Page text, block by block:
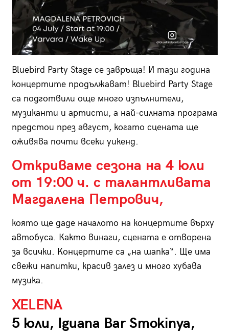
Bluebird Party Stage се завръща! И тази година
концертите продължават! Bluebird Party Stage
са подготвили още много изпълнители,
музиканти и артисти, а най-силната програма
предстои през август, когато сцената ще
оживява почти всеки уикенд.
Откриваме сезона на 4 юли
от 19:00 ч. с талантливата
Магдалена Петрович,
която ще даде началото на концертите върху
автобуса. Както винаги, сцената е отворена
за всички. Концертите са „на шапка“. Ще има
свежи напитки, красив залез и много хубава
музика.
XELENA
5 юли, Iguana Bar Smokinya,